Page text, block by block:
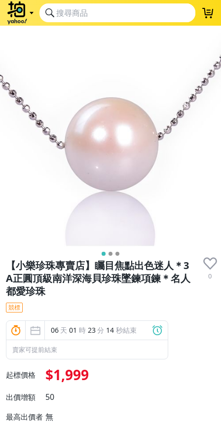
【小樂珍珠專賣店】矚目焦點出色迷人＊3
A正圓頂級南洋深海貝珍珠墜鍊項鍊＊名人
都愛珍珠
0
競標
06 天 01 時 23分 12 秒結束
賣家可提前結束
起標價格 $1,999
出價增額 50
最高出價者 無